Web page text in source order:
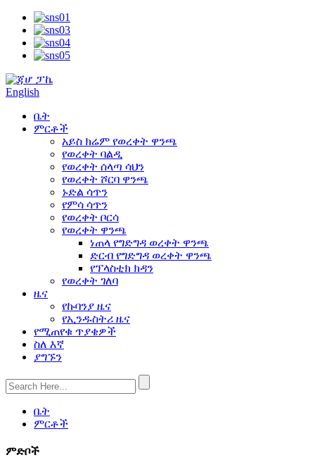
English
ቤት
ምርቶች
አይስ ክሬም የወረቀት ዋንጫ
የወረቀት ባልዲ
የወረቀት ሰላጣ ሳህን
የወረቀት ሾርባ ዋንጫ
ኑድል ሳጥን
የምሳ ሳጥን
የወረቀት ቦርሳ
የወረቀት ዋንጫ
ነጠላ የግድግዳ ወረቀት ዋንጫ
ድርብ የግድግዳ ወረቀት ዋንጫ
የፕላስቲክ ክዳን
የወረቀት ገለባ
ዜና
የኩባንያ ዜና
የኢንዱስትሪ ዜና
የሚጠየቁ ጥያቄዎች
ስለ እኛ
ያግኙን
ቤት
ምርቶች
ምድቦች